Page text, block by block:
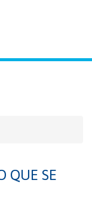
QUE SE